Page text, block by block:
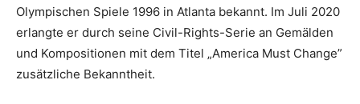
Olympischen Spiele 1996 in Atlanta bekannt. Im Juli 2020
erlangte er durch seine Civil-Rights-Serie an Gemälden
und Kompositionen mit dem Titel „America Must Change”
zusätzliche Bekanntheit.